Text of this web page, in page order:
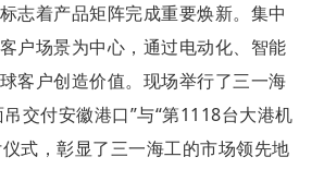
志着产品矩阵完成重要焕新。集中
户场景为中心，通过电动化、智能
客户创造价值。 现场举行了三一海
交付安徽港口”与“第1118台大港机
式，彰显了三一海工的市场领先地